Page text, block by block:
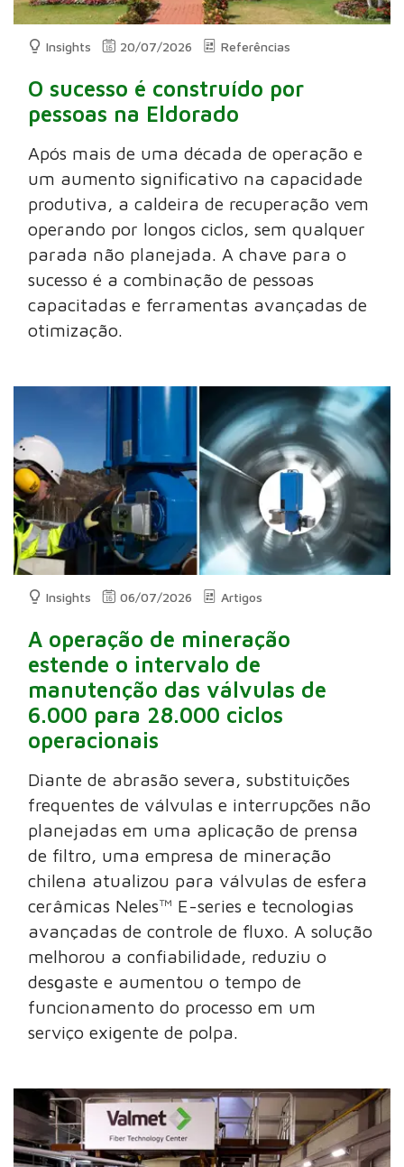
Insights 20/07/2026 Referências
O sucesso é construído por
pessoas na Eldorado
Após mais de uma década de operação e
um aumento significativo na capacidade
produtiva, a caldeira de recuperação vem
operando por longos ciclos, sem qualquer
parada não planejada. A chave para o
sucesso é a combinação de pessoas
capacitadas e ferramentas avançadas de
otimização.
Insights 06/07/2026 Artigos
A operação de mineração
estende o intervalo de
manutenção das válvulas de
6.000 para 28.000 ciclos
operacionais
Diante de abrasão severa, substituições
frequentes de válvulas e interrupções não
planejadas em uma aplicação de prensa
de filtro, uma empresa de mineração
chilena atualizou para válvulas de esfera
cerâmicas Neles™ E-series e tecnologias
avançadas de controle de fluxo. A solução
melhorou a confiabilidade, reduziu o
desgaste e aumentou o tempo de
funcionamento do processo em um
serviço exigente de polpa.